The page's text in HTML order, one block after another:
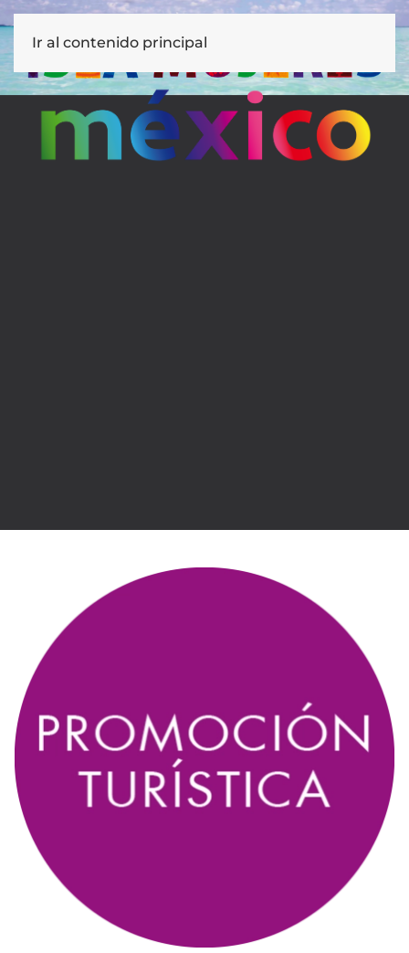
Ir al contenido principal